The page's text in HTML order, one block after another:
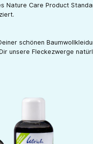
Nature Care Product
schönen
unsere Fleckezwerge